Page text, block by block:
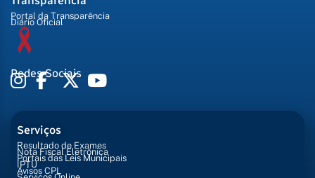
Portal da Transparência
Diário Oficial
Redes Sociais
Serviços
Resultado de Exames
Nota Fiscal Eletrônica
Portais das Leis Municipais
IPTU
Avisos CPL